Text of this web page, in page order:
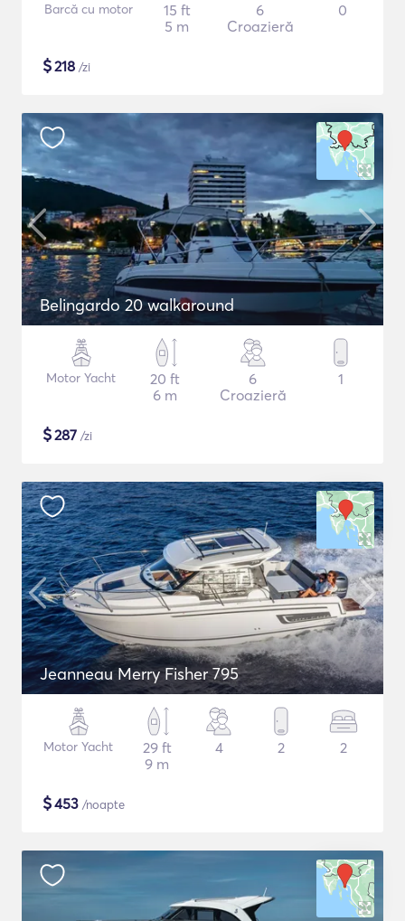
Barcă cu motor
15 ft
5 m
6
Croazieră
0
$218 /zi
Belingardo 20 walkaround
Motor Yacht
20 ft
6 m
6
Croazieră
1
$287 /zi
Jeanneau Merry Fisher 795
Motor Yacht
29 ft
9 m
4 2 2
$453 /noapte